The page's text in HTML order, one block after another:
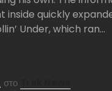
inside quickly
Under, which ran…
στο